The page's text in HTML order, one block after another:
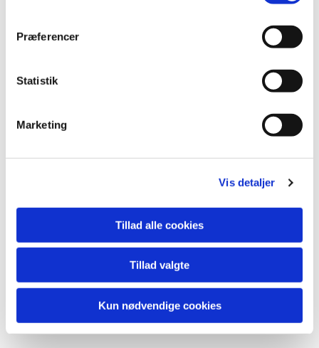
Præferencer
Statistik
Marketing
Vis detaljer
Tillad alle cookies
Tillad valgte
Kun nødvendige cookies
Du vil måske også kunne lide...